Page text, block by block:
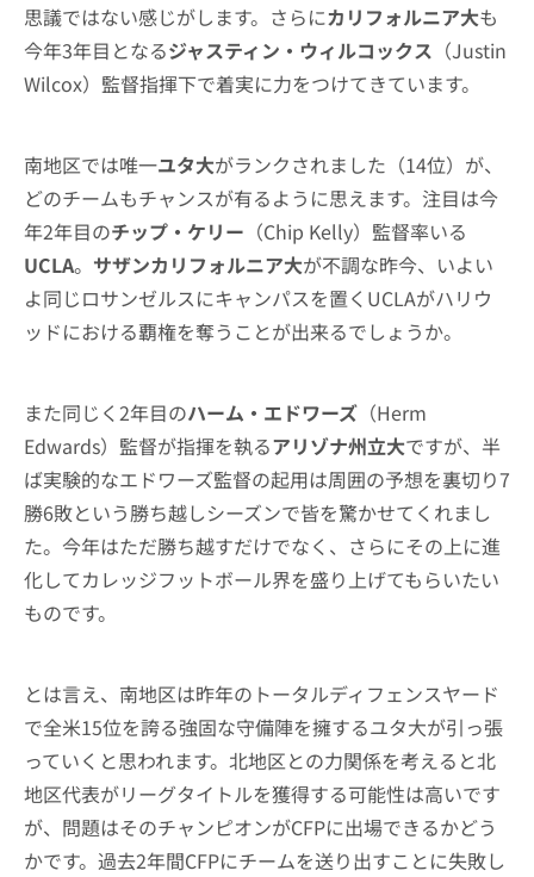
思議ではない感じがします。さらにカリフォルニア大も
今年3年目となるジャスティン・ウィルコックス （Justin
Wilcox）監督指揮下で着実に力をつけてきています。
南地区では唯一ユタ大がランクされました（14位）が、
どのチームもチャンスが有るように思えます。注目は今
年2年目のチップ・ケリー （Chip Kelly）監督率いる
UCLA。 サザンカリフォルニア大が不調な昨今、いよい
よ同じロサンゼルスにキャンパスを置くUCLAがハリウ
ッドにおける覇権を奪うことが出来るでしょうか。
また同じく2年目のハーム・エドワーズ （Herm
Edwards）監督が指揮を執るアリゾナ州立大ですが、半
ば実験的なエドワーズ監督の起用は周囲の予想を裏切り7
勝6敗という勝ち越しシーズンで皆を驚かせてくれまし
た。今年はただ勝ち越すだけでなく、さらにその上に進
化してカレッジフットボール界を盛り上げてもらいたい
ものです。
とは言え、南地区は昨年のトータルディフェンスヤード
で全米15位を誇る強固な守備陣を擁するユタ大が引っ張
っていくと思われます。北地区との力関係を考えると北
地区代表がリーグタイトルを獲得する可能性は高いです
が、問題はそのチャンピオンがCFPに出場できるかどう
かです。過去2年間CFPにチームを送り出すことに失敗し